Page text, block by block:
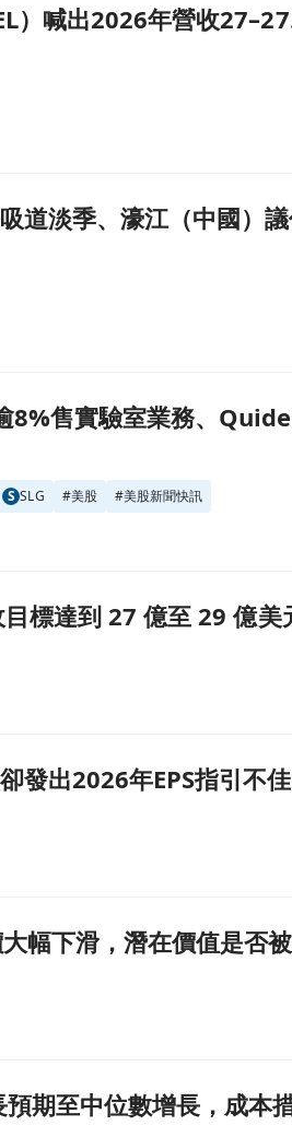
金流1–1.2億 揚言穩健成長但中國
喊出2026年營收
靠收購Lex與新機種拚下半年回溫
道淡季、濠江（中國）
，S&P再創歷史新高頁面
8%售實驗室業務、
S SLG #美股 #美股新聞快訊
與利潤擴張！頁面
達到 27 億至 29 億美
5%頁面
出2026年EPS指引不
幅下滑，潛在價值是否
提升！頁面
期至中位數增長，成本